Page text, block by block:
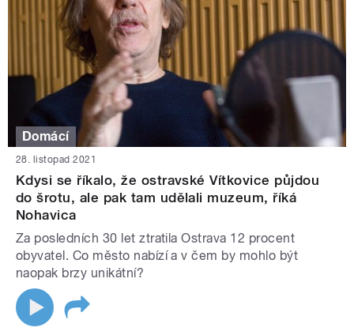
Domácí
28. listopad 2021
Kdysi se říkalo, že ostravské Vítkovice půjdou
do šrotu, ale pak tam udělali muzeum, říká
Nohavica
Za posledních 30 let ztratila Ostrava 12 procent
obyvatel. Co město nabízí a v čem by mohlo být
naopak brzy unikátní?